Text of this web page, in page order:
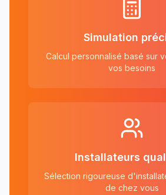
Simulation
Calcul personnalisé basé sur
vos besoins
Installateurs
Sélection rigoureuse
de chez vous